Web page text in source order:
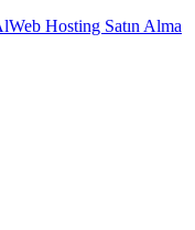
Web Hosting Satın Alma